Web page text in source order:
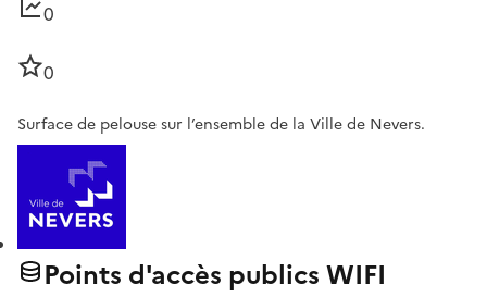
0
0
Surface de pelouse sur l’ensemble de la Ville de Nevers.
Points d'accès publics WIFI